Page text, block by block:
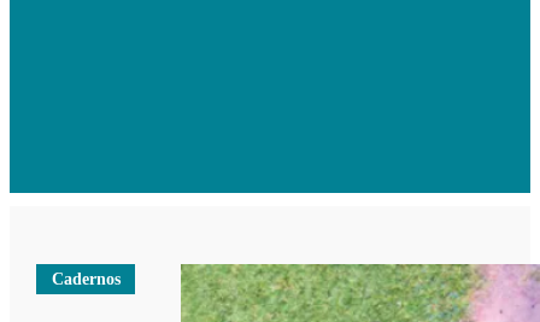
Cadernos